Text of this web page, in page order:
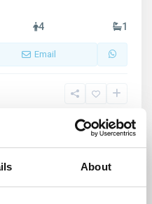
About
4 1
Email